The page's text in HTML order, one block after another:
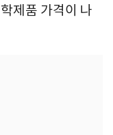
제품 가격이 나